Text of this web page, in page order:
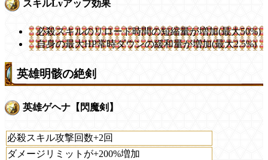
スキルLvアップ効果
必殺スキルのリロード時間の短縮量が増加(最大50%)
自身の最大HP常時ダウンの緩和量が増加(最大2.5%)
英雄明骸の絶剣
英雄ゲヘナ【閃魔剣】
必殺スキル攻撃回数+2回
ダメージリミットが+200%増加